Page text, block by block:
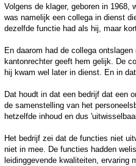
Volgens de klager, geboren in 1968,
was namelijk een collega in dienst
dezelfde functie had als hij, maar
En daarom had de collega
kantonrechter geeft hem gelijk. De
hij kwam wel later in dienst. En in
Dat houdt in dat een bedrijf dat een
de samenstelling van het
hetzelfde inhoud en dus
Het bedrijf zei dat de functies niet
niet in mee. De functies hadden
leidinggevende kwaliteiten, ervaring